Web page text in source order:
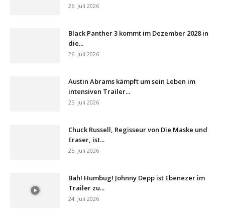
26. Juli 2026
Black Panther 3 kommt im Dezember 2028 in
die...
26. Juli 2026
Austin Abrams kämpft um sein Leben im
intensiven Trailer...
25. Juli 2026
Chuck Russell, Regisseur von Die Maske und
Eraser, ist...
25. Juli 2026
Bah! Humbug! Johnny Depp ist Ebenezer im
Trailer zu...
24. Juli 2026